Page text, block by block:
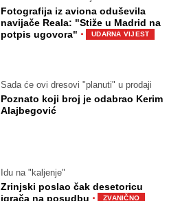
Fotografija iz aviona oduševila
navijače Reala: "Stiže u Madrid na
potpis ugovora" · UDARNA VIJEST
Sada će ovi dresovi "planuti" u prodaji
Poznato koji broj je odabrao Kerim
Alajbegović
Idu na "kaljenje"
Zrinjski poslao čak desetoricu
igrača na posudbu
ZVANIČNO